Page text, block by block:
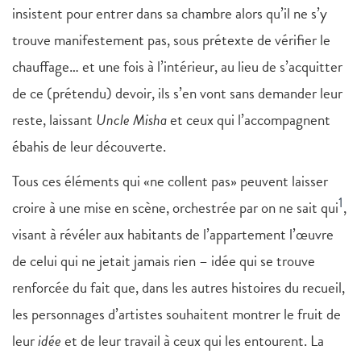
insistent pour entrer dans sa chambre alors qu’il ne s’y
trouve manifestement pas, sous prétexte de vérifier le
chauffage… et une fois à l’intérieur, au lieu de s’acquitter
de ce (prétendu) devoir, ils s’en vont sans demander leur
reste, laissant Uncle Mishaet ceux qui l’accompagnent
ébahis de leur découverte.
Tous ces éléments qui «ne collent pas» peuvent laisser
croire à une mise en scène, orchestrée par on ne sait qui1,
visant à révéler aux habitants de l’appartement l’œuvre
de celui qui ne jetait jamais rien – idée qui se trouve
renforcée du fait que, dans les autres histoires du recueil,
les personnages d’artistes souhaitent montrer le fruit de
leuridéeet de leur travail à ceux qui les entourent. La